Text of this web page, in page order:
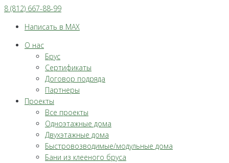
8 (812) 667-88-99
Написать в MAX
О нас
Брус
Сертификаты
Договор подряда
Партнеры
Проекты
Все проекты
Одноэтажные дома
Двухэтажные дома
Быстровозводимые/модульные дома
Бани из клееного бруса